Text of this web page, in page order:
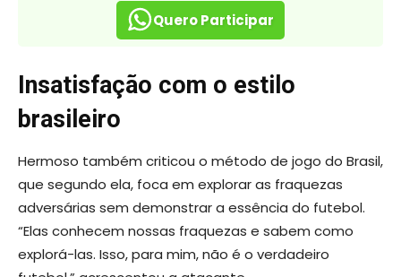
Quero Participar
Insatisfação com o estilo
brasileiro
Hermoso também criticou o método de jogo do Brasil,
que segundo ela, foca em explorar as fraquezas
adversárias sem demonstrar a essência do futebol.
“Elas conhecem nossas fraquezas e sabem como
explorá-las. Isso, para mim, não é o verdadeiro